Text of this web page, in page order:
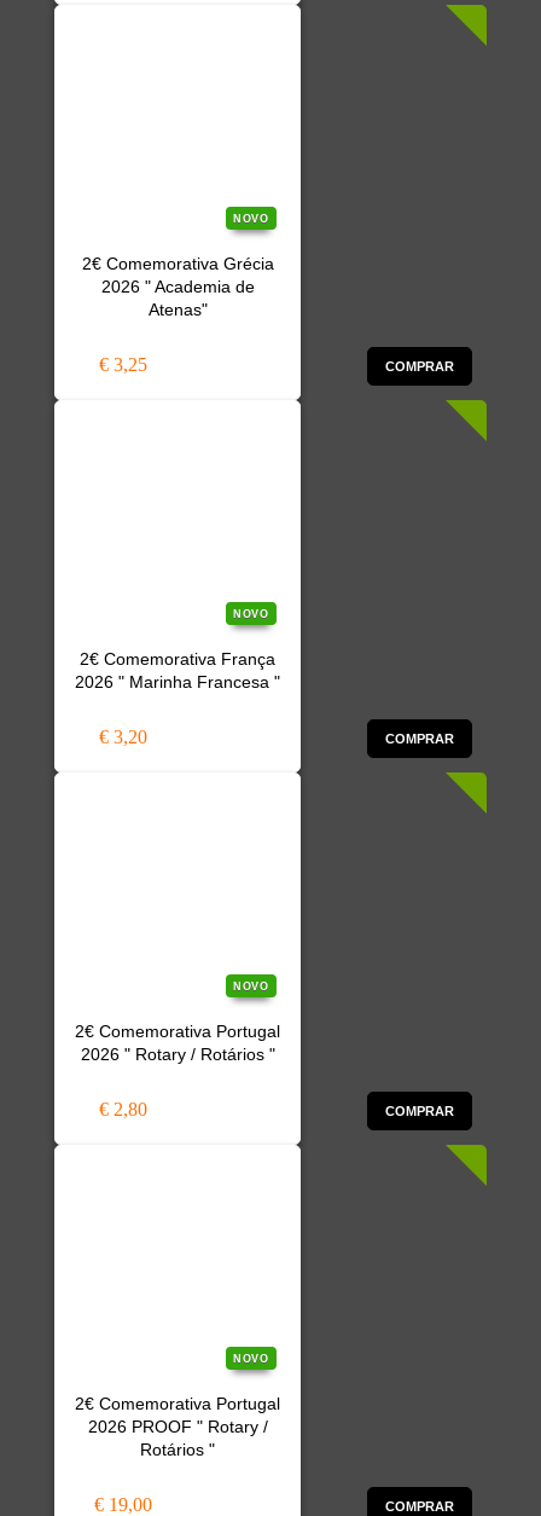
NOVO
2€ Comemorativa Grécia
2026 " Academia de
Atenas"
€ 3,25 COMPRAR
NOVO
2€ Comemorativa França
2026 " Marinha Francesa "
€ 3,20 COMPRAR
NOVO
2€ Comemorativa Portugal
2026 " Rotary / Rotários "
€ 2,80 COMPRAR
NOVO
2€ Comemorativa Portugal
2026 PROOF " Rotary /
Rotários "
€ 19,00 COMPRAR